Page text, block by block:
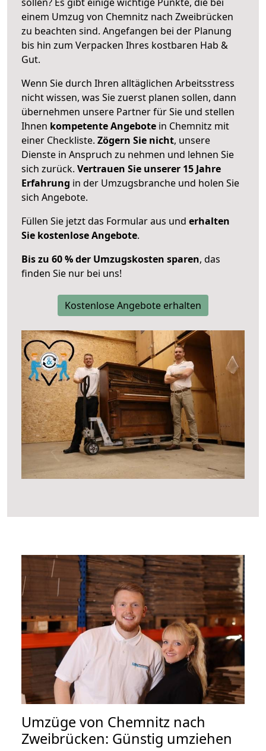
einem Umzug von Chemnitz nach Zweibrücken
zu beachten sind. Angefangen bei der Planung
bis hin zum Verpacken Ihres kostbaren Hab &
Gut.
Wenn Sie durch Ihren alltäglichen Arbeitsstress
nicht wissen, was Sie zuerst planen sollen, dann
übernehmen unsere Partner für Sie und stellen
Ihnen kompetente Angebote in Chemnitz mit
einer Checkliste. Zögern Sie nicht, unsere
Dienste in Anspruch zu nehmen und lehnen Sie
sich zurück. Vertrauen Sie unserer 15 Jahre
Erfahrung in der Umzugsbranche und holen Sie
sich Angebote.
Füllen Sie jetzt das Formular aus und erhalten
Sie kostenlose Angebote.
Bis zu 60 % der Umzugskosten sparen, das
finden Sie nur bei uns!
Kostenlose Angebote erhalten
Umzüge von Chemnitz nach
Zweibrücken: Günstig umziehen